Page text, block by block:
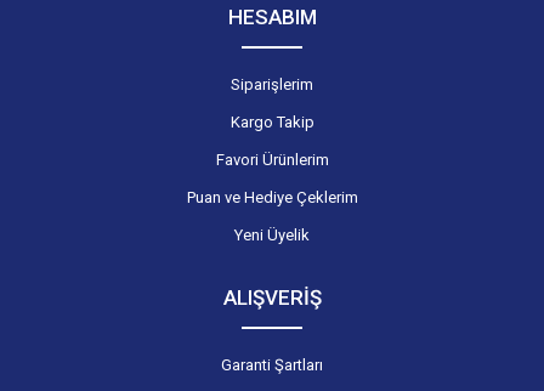
HESABIM
Siparişlerim
Kargo Takip
Favori Ürünlerim
Puan ve Hediye Çeklerim
Yeni Üyelik
ALIŞVERİŞ
Garanti Şartları